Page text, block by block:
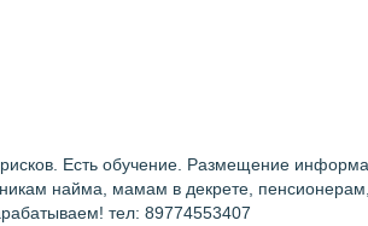
Есть обучение. Размещение
найма, мамам в декрете,
тел: 89774553407